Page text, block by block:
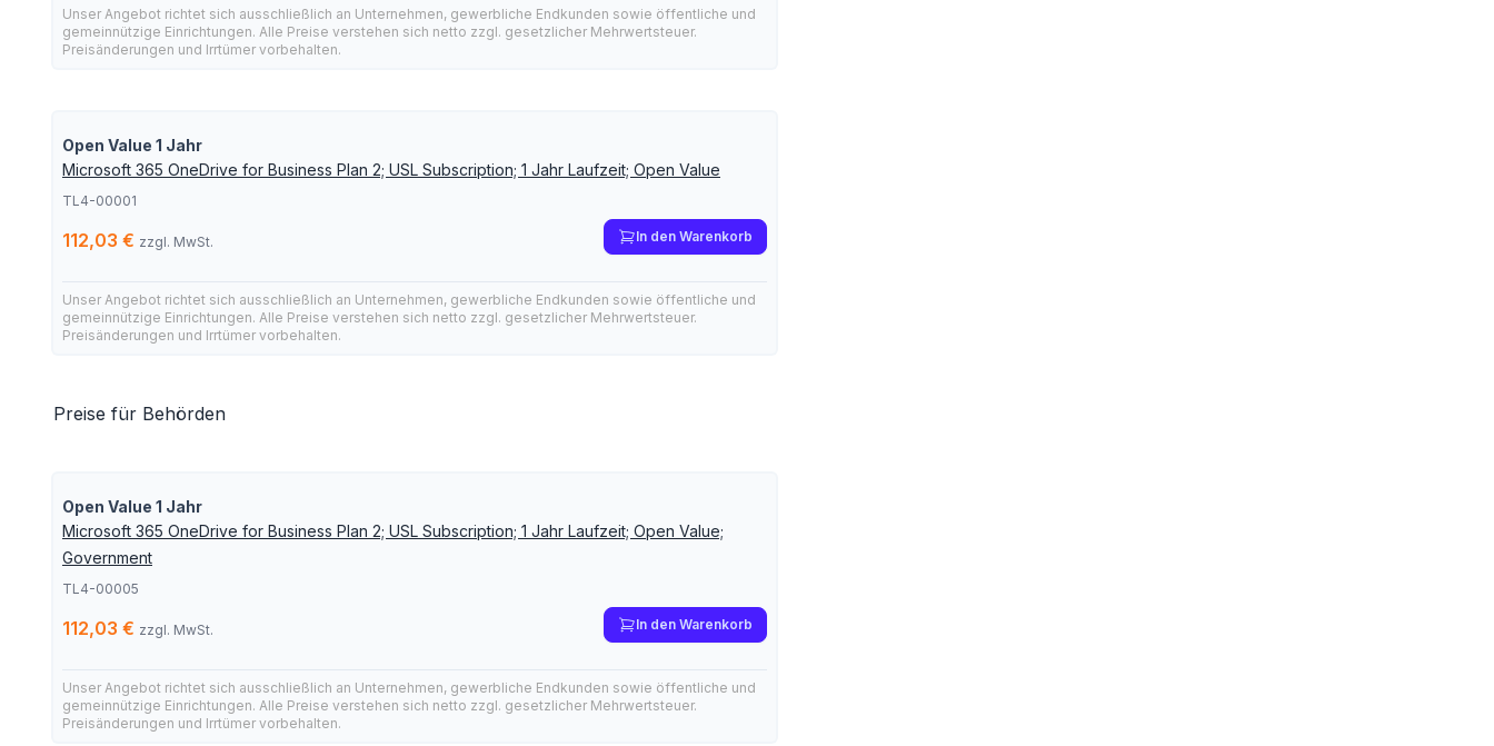
Unser Angebot richtet sich ausschließlich an Unternehmen, gewerbliche Endkunden sowie öffentliche und
gemeinnützige Einrichtungen. Alle Preise verstehen sich netto zzgl. gesetzlicher Mehrwertsteuer.
Preisänderungen und Irrtümer vorbehalten.
Open Value 1 Jahr
Microsoft 365 OneDrive for Business Plan 2; USL Subscription; 1 Jahr Laufzeit; Open Value
TL4-00001
112,03 € zzgl. MwSt. In den Warenkorb
Unser Angebot richtet sich ausschließlich an Unternehmen, gewerbliche Endkunden sowie öffentliche und
gemeinnützige Einrichtungen. Alle Preise verstehen sich netto zzgl. gesetzlicher Mehrwertsteuer.
Preisänderungen und Irrtümer vorbehalten.
Preise für Behörden
Open Value 1 Jahr
Microsoft 365 OneDrive for Business Plan 2; USL Subscription; 1 Jahr Laufzeit; Open Value;
Government
TL4-00005
112,03 € zzgl. MwSt. In den Warenkorb
Unser Angebot richtet sich ausschließlich an Unternehmen, gewerbliche Endkunden sowie öffentliche und
gemeinnützige Einrichtungen. Alle Preise verstehen sich netto zzgl. gesetzlicher Mehrwertsteuer.
Preisänderungen und Irrtümer vorbehalten.